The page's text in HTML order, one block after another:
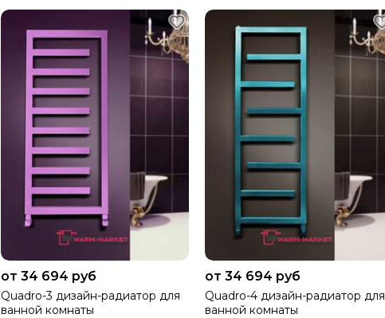
от 34 694 руб
Quadro-3 дизайн-радиатор для
ванной комнаты
от 34 694 руб
Quadro-4 дизайн-радиатор для
ванной комнаты